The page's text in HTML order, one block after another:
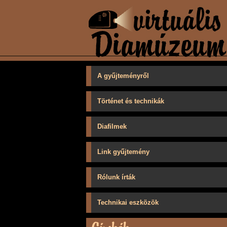
A gyűjteményről
Történet és technikák
Diafilmek
Link gyűjtemény
Rólunk írták
Technikai eszközök